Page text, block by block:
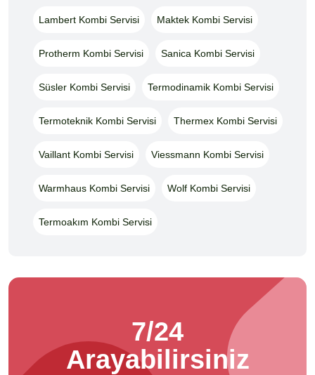
Lambert Kombi Servisi Maktek Kombi Servisi
Protherm Kombi Servisi Sanica Kombi Servisi
Süsler Kombi Servisi Termodinamik Kombi Servisi
Termoteknik Kombi Servisi Thermex Kombi Servisi
Vaillant Kombi Servisi Viessmann Kombi Servisi
Warmhaus Kombi Servisi Wolf Kombi Servisi
Termoakım Kombi Servisi
7/24
Arayabilirsiniz